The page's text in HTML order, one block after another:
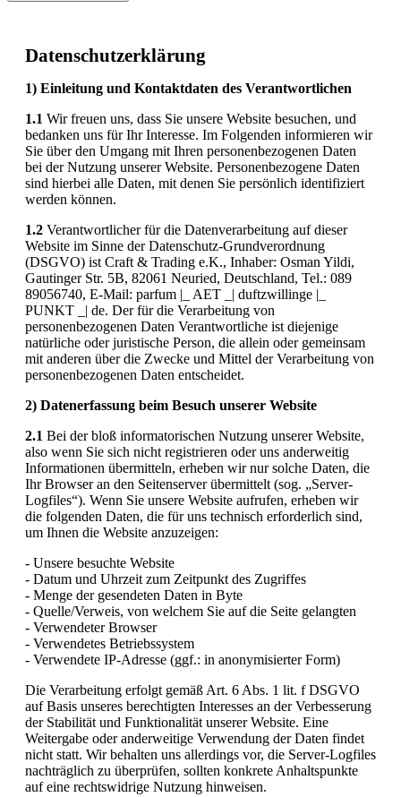
Datenschutzerklärung
1) Einleitung und Kontaktdaten des Verantwortlichen
1.1 Wir freuen uns, dass Sie unsere Website besuchen, und
bedanken uns für Ihr Interesse. Im Folgenden informieren wir
Sie über den Umgang mit Ihren personenbezogenen Daten
bei der Nutzung unserer Website. Personenbezogene Daten
sind hierbei alle Daten, mit denen Sie persönlich identifiziert
werden können.
1.2 Verantwortlicher für die Datenverarbeitung auf dieser
Website im Sinne der Datenschutz-Grundverordnung
(DSGVO) ist Craft & Trading e.K., Inhaber: Osman Yildi,
Gautinger Str. 5B, 82061 Neuried, Deutschland, Tel.: 089
89056740, E-Mail: parfum |_ AET _| duftzwillinge |_
PUNKT _| de. Der für die Verarbeitung von
personenbezogenen Daten Verantwortliche ist diejenige
natürliche oder juristische Person, die allein oder gemeinsam
mit anderen über die Zwecke und Mittel der Verarbeitung von
personenbezogenen Daten entscheidet.
2) Datenerfassung beim Besuch unserer Website
2.1 Bei der bloß informatorischen Nutzung unserer Website,
also wenn Sie sich nicht registrieren oder uns anderweitig
Informationen übermitteln, erheben wir nur solche Daten, die
Ihr Browser an den Seitenserver übermittelt (sog. „Server-
Logfiles“). Wenn Sie unsere Website aufrufen, erheben wir
die folgenden Daten, die für uns technisch erforderlich sind,
um Ihnen die Website anzuzeigen:
- Unsere besuchte Website
- Datum und Uhrzeit zum Zeitpunkt des Zugriffes
- Menge der gesendeten Daten in Byte
- Quelle/Verweis, von welchem Sie auf die Seite gelangten
- Verwendeter Browser
- Verwendetes Betriebssystem
- Verwendete IP-Adresse (ggf.: in anonymisierter Form)
Die Verarbeitung erfolgt gemäß Art. 6 Abs. 1 lit. f DSGVO
auf Basis unseres berechtigten Interesses an der Verbesserung
der Stabilität und Funktionalität unserer Website. Eine
Weitergabe oder anderweitige Verwendung der Daten findet
nicht statt. Wir behalten uns allerdings vor, die Server-Logfiles
nachträglich zu überprüfen, sollten konkrete Anhaltspunkte
auf eine rechtswidrige Nutzung hinweisen.